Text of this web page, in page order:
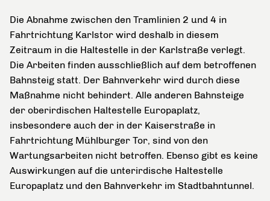
Die Abnahme zwischen den Tramlinien 2 und 4 in
Fahrtrichtung Karlstor wird deshalb in diesem
Zeitraum in die Haltestelle in der Karlstraße verlegt.
Die Arbeiten finden ausschließlich auf dem betroffenen
Bahnsteig statt. Der Bahnverkehr wird durch diese
Maßnahme nicht behindert. Alle anderen Bahnsteige
der oberirdischen Haltestelle Europaplatz,
insbesondere auch der in der Kaiserstraße in
Fahrtrichtung Mühlburger Tor, sind von den
Wartungsarbeiten nicht betroffen. Ebenso gibt es keine
Auswirkungen auf die unterirdische Haltestelle
Europaplatz und den Bahnverkehr im Stadtbahntunnel.